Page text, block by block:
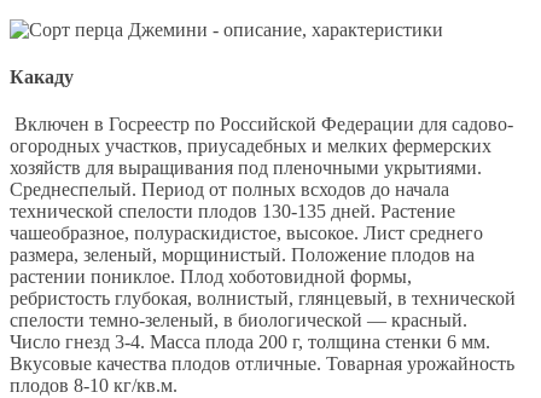
Какаду
Включен в Госреестр по Российской Федерации для садово-
огородных участков, приусадебных и мелких фермерских
хозяйств для выращивания под пленочными укрытиями.
Среднеспелый. Период от полных всходов до начала
технической спелости плодов 130-135 дней. Растение
чашеобразное, полураскидистое, высокое. Лист среднего
размера, зеленый, морщинистый. Положение плодов на
растении пониклое. Плод хоботовидной формы,
ребристость глубокая, волнистый, глянцевый, в технической
спелости темно-зеленый, в биологической — красный.
Число гнезд 3-4. Масса плода 200 г, толщина стенки 6 мм.
Вкусовые качества плодов отличные. Товарная урожайность
плодов 8-10 кг/кв.м.